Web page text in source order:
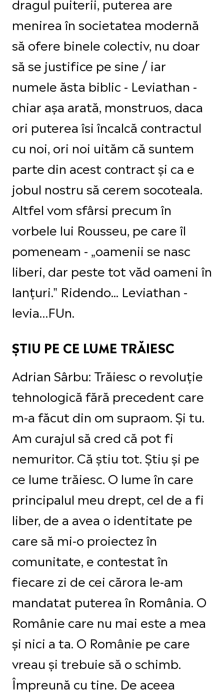
menirea în societatea modernă
să ofere binele colectiv, nu doar
să se justifice pe sine / iar
numele ăsta biblic - Leviathan -
chiar așa arată, monstruos, daca
ori puterea îsi încalcă contractul
cu noi, ori noi uităm că suntem
parte din acest contract și ca e
jobul nostru să cerem socoteala.
Altfel vom sfârsi precum în
vorbele lui Rousseu, pe care îl
pomeneam - „oamenii se nasc
liberi, dar peste tot văd oameni în
lanțuri." Ridendo... Leviathan -
levia…FUn.
ȘTIU PE CE LUME TRĂIESC
Adrian Sârbu: Trăiesc o revoluție
tehnologică fără precedent care
m-a făcut din om supraom. Și tu.
Am curajul să cred că pot fi
nemuritor. Că știu tot. Știu și pe
ce lume trăiesc. O lume în care
principalul meu drept, cel de a fi
liber, de a avea o identitate pe
care să mi-o proiectez în
comunitate, e contestat în
fiecare zi de cei cărora le-am
mandatat puterea în România. O
Românie care nu mai este a mea
și nici a ta. O Românie pe care
vreau și trebuie să o schimb.
Împreună cu tine. De aceea